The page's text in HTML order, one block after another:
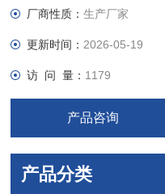
厂商性质：生产厂家
更新时间： 2026-05-19
访 问 量： 1179
产品咨询
产品分类